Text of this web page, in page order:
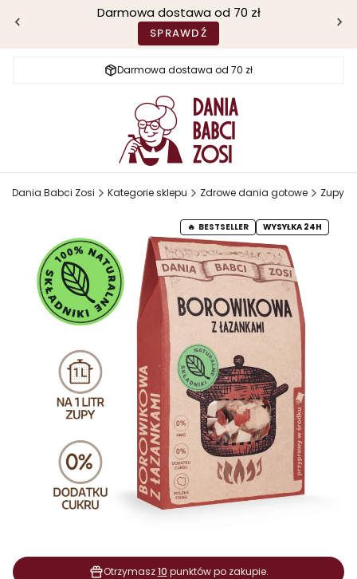
Darmowa dostawa od 70 zł
SPRAWDŹ
Darmowa dostawa od 70 zł
Dania Babci Zosi Kategorie sklepu Zdrowe dania gotowe Zupy
Otrzymasz10 punktów po zakupie.
BESTSELLER WYSYŁKA 24H